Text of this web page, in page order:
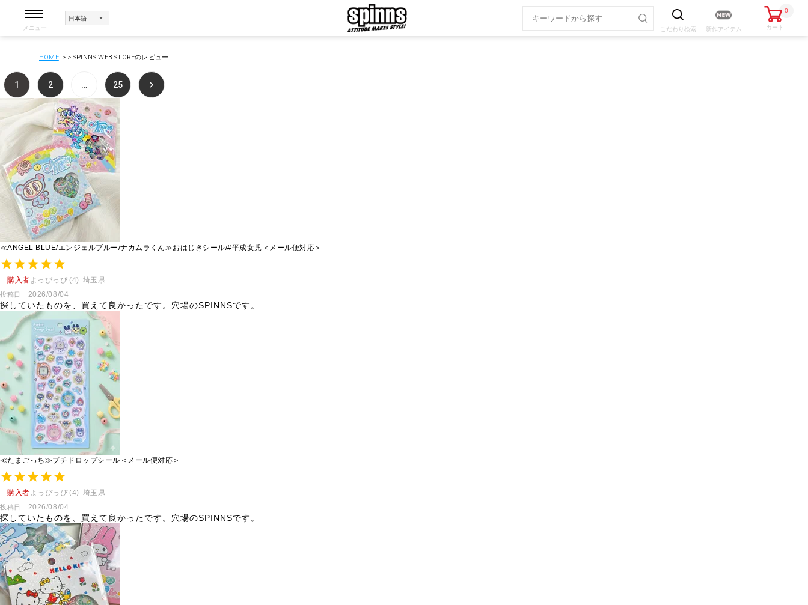
メニュー こだわり 検索 新作アイテム
0
カート
HOME SPINNS WEB STOREのレビュー
1 2 … 25
≪ANGEL BLUE/エンジェルブルー/ナカムラくん≫おはじきシール/#平成女児＜メール便対応＞
購入者よっぴっぴ 4 埼玉県
投稿日 2026/08/04
探していたものを、買えて良かったです。穴場のSPINNSです。
≪たまごっち≫プチドロップシール＜メール便対応＞
購入者よっぴっぴ 4 埼玉県
投稿日 2026/08/04
探していたものを、買えて良かったです。穴場のSPINNSです。